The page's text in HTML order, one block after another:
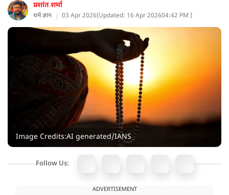
प्रशांत शर्मा
धर्म ज्ञान 03 Apr 2026(Updated: 16 Apr 202604:42 PM )
Image Credits:AI generated/IANS
Follow Us:
ADVERTISEMENT